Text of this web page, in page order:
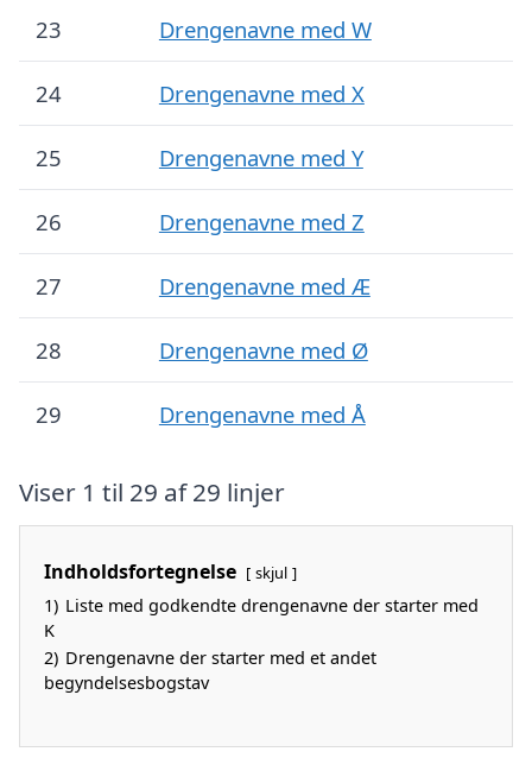
23 Drengenavne med W
24 Drengenavne med X
25 Drengenavne med Y
26 Drengenavne med Z
27 Drengenavne med Æ
28 Drengenavne med Ø
29 Drengenavne med Å
Viser 1 til 29 af 29 linjer
Indholdsfortegnelse skjul
1) Liste med godkendte drengenavne der starter med
K
2) Drengenavne der starter med et andet
begyndelsesbogstav